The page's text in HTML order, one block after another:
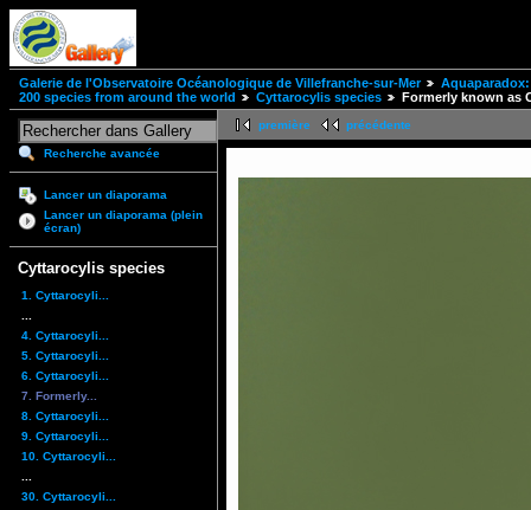
Galerie de l'Observatoire Océanologique de Villefranche-sur-Mer
200 species from around the world
Cyttarocylis species Formerly known as
Recherche avancée
Lancer un diaporama
Lancer un diaporama (plein
écran)
Cyttarocylis species
1. Cyttarocyli...
4. Cyttarocyli...
5. Cyttarocyli...
6. Cyttarocyli...
7. Formerly...
8. Cyttarocyli...
9. Cyttarocyli...
10. Cyttarocyli...
30. Cyttarocyli...
première précédente